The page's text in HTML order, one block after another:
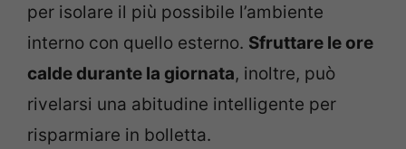
per isolare il più possibile l’ambiente
interno con quello esterno. Sfruttare le ore
calde durante la giornata, inoltre, può
rivelarsi una abitudine intelligente per
risparmiare in bolletta.